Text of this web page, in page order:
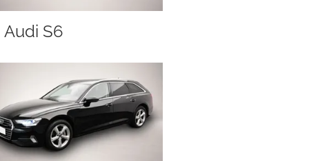
Audi S6